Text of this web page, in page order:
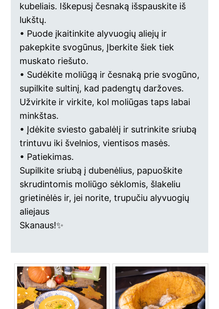
kubeliais. Iškepusį česnaką išspauskite iš
lukštų.
• Puode įkaitinkite alyvuogių aliejų ir
pakepkite svogūnus, Įberkite šiek tiek
muskato riešuto.
• Sudėkite moliūgą ir česnaką prie svogūno,
supilkite sultinį, kad padengtų daržoves.
Užvirkite ir virkite, kol moliūgas taps labai
minkštas.
• Įdėkite sviesto gabalėlį ir sutrinkite sriubą
trintuvu iki švelnios, vientisos masės.
• Patiekimas.
Supilkite sriubą į dubenėlius, papuoškite
skrudintomis moliūgo sėklomis, šlakeliu
grietinėlės ir, jei norite, trupučiu alyvuogių
aliejaus
Skanaus!✨